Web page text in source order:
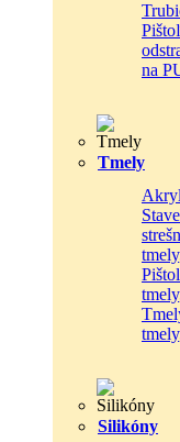
na
Tmely
tmely
tmely
tmely
Silikóny